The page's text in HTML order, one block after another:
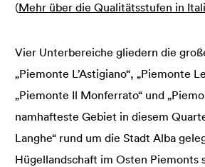
(Mehr über die Qualitätsstufen in
Vier Unterbereiche gliedern die
„Piemonte L’Astigiano“, „Piemonte
„Piemonte Il Monferrato“ und
namhafteste Gebiet in diesem
Langhe“ rund um die Stadt Alba
Hügellandschaft im Osten Piemonts